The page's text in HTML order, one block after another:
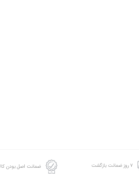
۷ روز ضمانت بازگشت ضمانت اصل بودن